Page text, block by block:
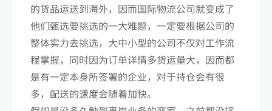
的货品运送到海外，因而国际物流公司就变成了
他们甄选要挑选的一大难题，一定要根据公司的
整体实力去挑选，大中小型的公司不仅对工作流
程掌握，同时因为订单详情多货运量大，因而都
是有一定本身所签署的企业，对于持仓会有很
多，配送的速度会随着加快。